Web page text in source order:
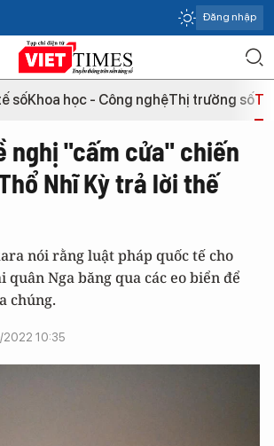
Đăng nhập
sốKhoa học - Công nghệThị trường số
nghị "cấm cửa" chiến
Nhĩ Kỳ trả lời thế
nói rằng luật pháp quốc tế cho
quân Nga băng qua các eo biển để
chúng.
2022 10:35